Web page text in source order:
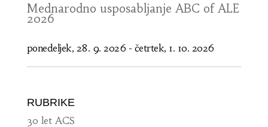
Mednarodno usposabljanje ABC of ALE
2026
ponedeljek, 28. 9. 2026 - četrtek, 1. 10. 2026
RUBRIKE
30 let ACS